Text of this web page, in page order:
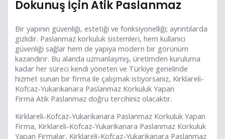
Dokunuş İçin Atik Paslanmaz
Bir yapının güvenliği, estetiği ve fonksiyonelliği; ayrıntılarda
gizlidir. Paslanmaz korkuluk sistemleri, hem kullanıcı
güvenliği sağlar hem de yapıya modern bir görünüm
kazandırır. Bu alanda uzmanlaşmış, üretimden kuruluma
kadar her süreci kendi yöneten ve Türkiye genelinde
hizmet sunan bir firma ile çalışmak istiyorsanız, Kirklareli-
Kofcaz-Yukarikanara Paslanmaz Korkuluk Yapan
Firma Atik Paslanmaz doğru tercihiniz olacaktır.
Kirklareli-Kofcaz-Yukarikanara Paslanmaz Korkuluk Yapan
Firma, Kirklareli-Kofcaz-Yukarikanara Paslanmaz Korkuluk
Yapan Firmalar, Kirklareli-Kofcaz-Yukarikanara Paslanmaz